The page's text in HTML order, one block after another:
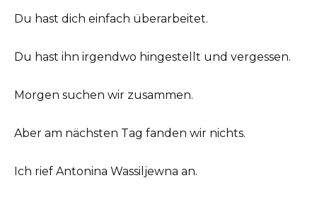
Du hast dich einfach überarbeitet.
Du hast ihn irgendwo hingestellt und vergessen.
Morgen suchen wir zusammen.
Aber am nächsten Tag fanden wir nichts.
Ich rief Antonina Wassiljewna an.